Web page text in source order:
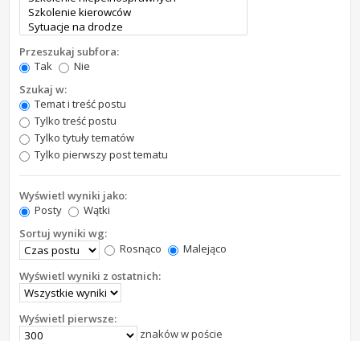
Przeszukaj subfora:
Tak
Nie
Szukaj w:
Temat i treść postu
Tylko treść postu
Tylko tytuły tematów
Tylko pierwszy post tematu
Wyświetl wyniki jako:
Posty
Wątki
Sortuj wyniki wg:
Rosnąco
Malejąco
Wyświetl wyniki z ostatnich:
Wyświetl pierwsze:
znaków w poście